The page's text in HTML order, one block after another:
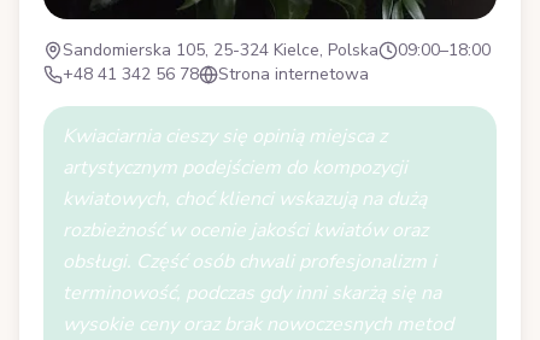
Sandomierska 105, 25-324 Kielce, Polska
09:00–18:00
+48 41 342 56 78
Strona internetowa
Kwiaciarnia cieszy się opinią miejsca z
artystycznym podejściem do kompozycji
kwiatowych, choć klienci wskazują na dużą
rozbieżność w ocenie jakości kwiatów oraz
obsługi. Część osób chwali profesjonalizm i
terminowość, podczas gdy inni skarżą się na
wysokie ceny oraz brak nowoczesnych metod